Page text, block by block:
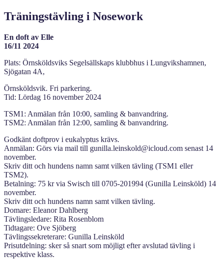
Träningstävling i Nosework
En doft av Elle
16/11 2024
Plats: Örnsköldsviks Segelsällskaps klubbhus i Lungvikshamnen,
Sjögatan 4A,
Örnsköldsvik. Fri parkering.
Tid: Lördag 16 november 2024
TSM1: Anmälan från 10:00, samling & banvandring.
TSM2: Anmälan från 12:00, samling & banvandring.
Godkänt doftprov i eukalyptus krävs.
Anmälan: Görs via mail till gunilla.leinskold@icloud.com senast 14
november.
Skriv ditt och hundens namn samt vilken tävling (TSM1 eller
TSM2).
Betalning: 75 kr via Swisch till 0705-201994 (Gunilla Leinsköld) 14
november.
Skriv ditt och hundens namn samt vilken tävling.
Domare: Eleanor Dahlberg
Tävlingsledare: Rita Rosenblom
Tidtagare: Ove Sjöberg
Tävlingssekreterare: Gunilla Leinsköld
Prisutdelning: sker så snart som möjligt efter avslutad tävling i
respektive klass.